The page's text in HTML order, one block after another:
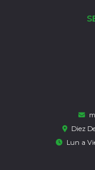
Diez
Lun a